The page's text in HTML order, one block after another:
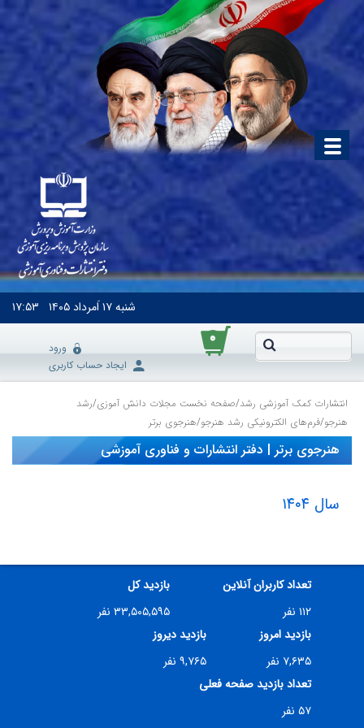
شنبه۱۷ اَمرداد ۱۴۰۵ ۱۷:۵۳
۰
ورود
ایجاد حساب کاربری
انتشارات کمک آموزشی رشد/صفحه نخست مجلات دانش آموزی/رشد
هنرجو/فرم‌های الکترونیکی رشد هنرجو/هنرجوی برتر
هنرجوی برتر | دفتر انتشارات و فناوری آموزشی
سال ۱۴۰۴
تعداد کاربران آنلاین
۱۱۲ نفر
بازدید کل
۳۳,۵۰۵,۵۹۵ نفر
بازدید امروز
۷,۶۳۵ نفر
بازدید دیروز
۹,۷۶۵ نفر
تعداد بازدید صفحه فعلی
۵۷ نفر